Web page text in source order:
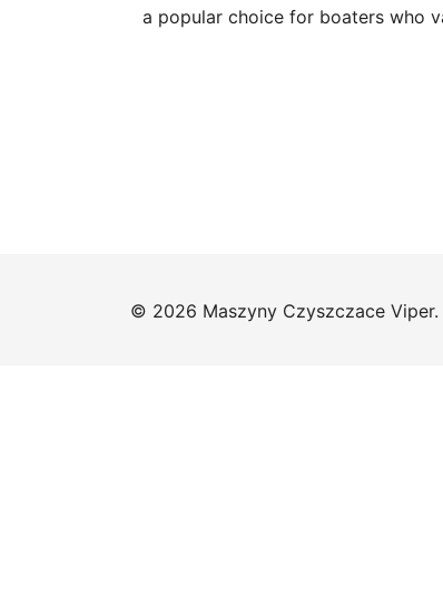
a popular choice for boaters who
© 2026 Maszyny Czyszczace